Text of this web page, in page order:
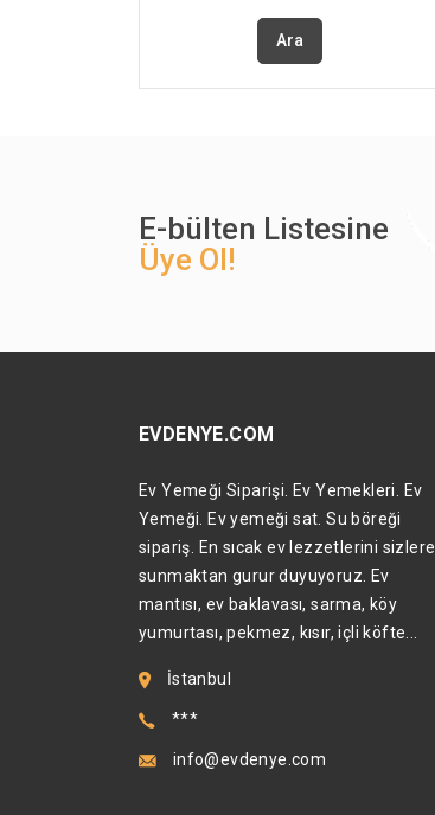
Ara
E-bülten Listesine
Üye Ol!
EVDENYE.COM
Ev Yemeği Siparişi. Ev Yemekleri. Ev
Yemeği. Ev yemeği sat. Su böreği
sipariş. En sıcak ev lezzetlerini sizlere
sunmaktan gurur duyuyoruz. Ev
mantısı, ev baklavası, sarma, köy
yumurtası, pekmez, kısır, içli köfte...
İstanbul
***
info@evdenye.com